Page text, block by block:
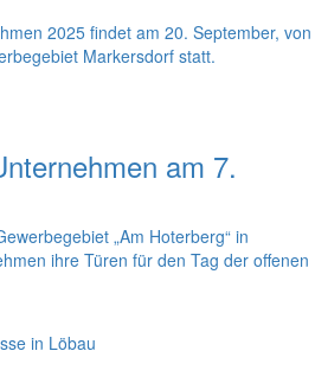
2025 findet am 20. September, von
Markersdorf statt.
am 7.
„Am Hoterberg“ in
ihre Türen für den Tag der offenen
in Löbau